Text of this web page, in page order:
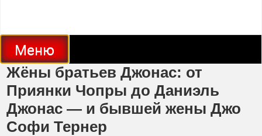
Меню
Жёны братьев Джонас: от
Приянки Чопры до Даниэль
Джонас — и бывшей жены Джо
Софи Тернер